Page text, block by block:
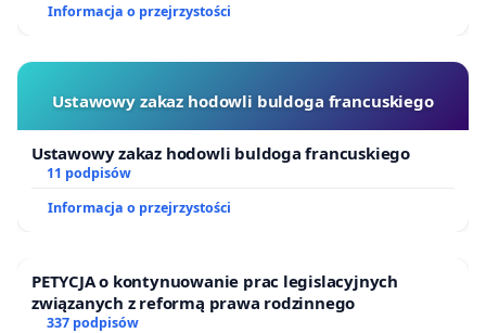
Informacja o przejrzystości
Ustawowy zakaz hodowli buldoga francuskiego
Ustawowy zakaz hodowli buldoga francuskiego
11 podpisów
Informacja o przejrzystości
PETYCJA o kontynuowanie prac legislacyjnych
związanych z reformą prawa rodzinnego
337 podpisów